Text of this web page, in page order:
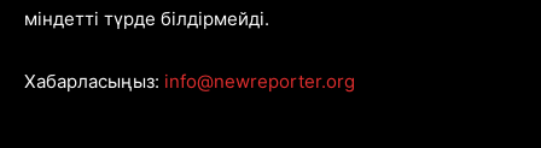
міндетті түрде білдірмейді.
Хабарласыңыз: info@newreporter.org